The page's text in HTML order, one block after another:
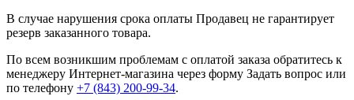
В случае нарушения срока оплаты Продавец не гарантирует
резерв заказанного товара.
По всем возникшим проблемам с оплатой заказа обратитесь к
менеджеру Интернет-магазина через форму Задать вопрос или
по телефону +7 (843) 200-99-34.